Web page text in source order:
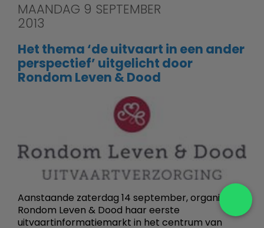
MAANDAG 9 SEPTEMBER
2013
Het thema ‘de uitvaart in een ander
perspectief’ uitgelicht door
Rondom Leven & Dood
Aanstaande zaterdag 14 september, organiseert
Rondom Leven & Dood haar eerste
uitvaartinformatiemarkt in het centrum van